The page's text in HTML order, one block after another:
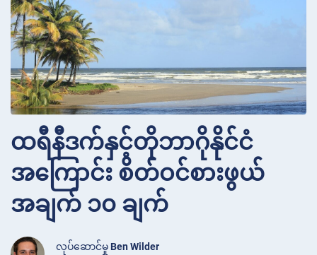
ထရီနီဒက်နှင့်တိုဘာဂိုနိုင်ငံ
အကြောင်း စိတ်ဝင်စားဖွယ်
အချက် ၁၀ ချက်
လုပ်ဆောင်မှု Ben Wilder